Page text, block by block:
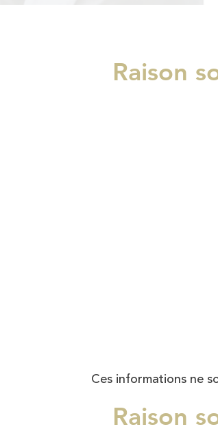
Raison
Ces informations ne
Raison